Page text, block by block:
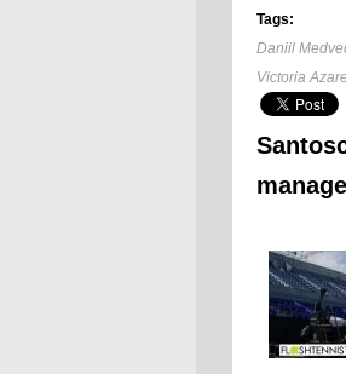
Tags:
Daniil
Victoria